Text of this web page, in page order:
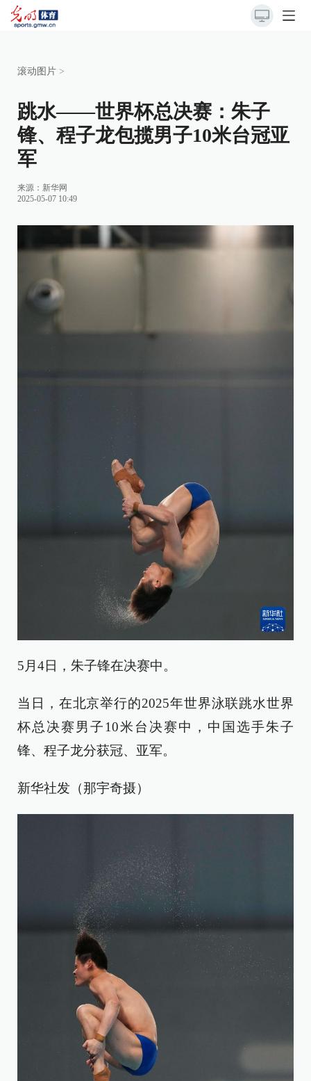
滚动图片 >
跳水——世界杯总决赛：朱子
锋、程子龙包揽男子10米台冠亚
军
来源： 新华网
2025-05-07 10:49
5月4日，朱子锋在决赛中。
当日，在北京举行的2025年世界泳联跳水世界
杯总决赛男子10米台决赛中，中国选手朱子
锋、程子龙分获冠、亚军。
新华社发（那宇奇摄）